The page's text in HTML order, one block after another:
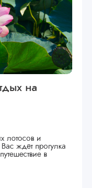
на
лотосов и
ждёт прогулка
в